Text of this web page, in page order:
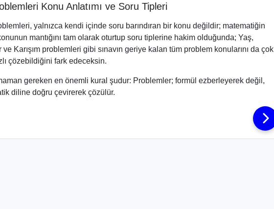
Konu Anlatımı ve Soru Tipleri
yalnızca kendi içinde soru barındıran bir konu değildir; matematiğin
mantığını tam olarak oturtup soru tiplerine hakim olduğunda; Yaş,
Karışım problemleri gibi sınavın geriye kalan tüm problem konularını da çok
çözebildiğini fark edeceksin.
gereken en önemli kural şudur: Problemler; formül ezberleyerek değil,
diline doğru çevirerek çözülür.